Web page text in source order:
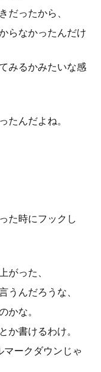
だったから、
らなかったんだけ
みるかみたいな感
たんだよね。
た時にフックし
がった、
うんだろうな、
かな。
か書けるわけ。
ークダウンじゃ